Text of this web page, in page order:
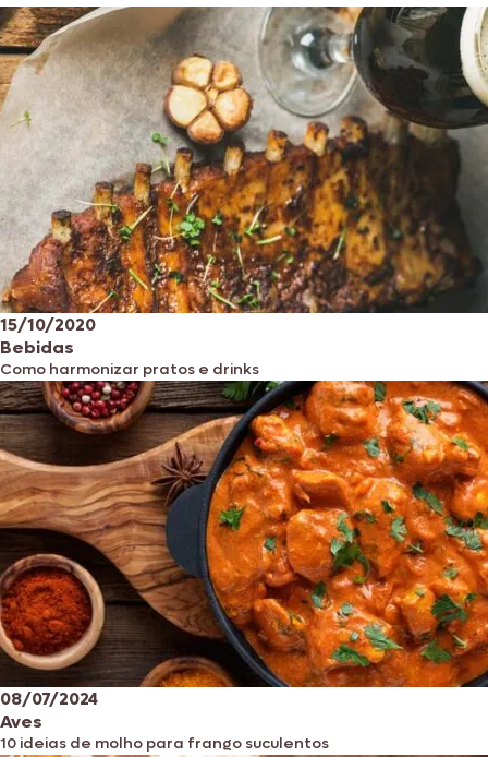
15/10/2020
Bebidas
Como harmonizar pratos e drinks
08/07/2024
Aves
10 ideias de molho para frango suculentos